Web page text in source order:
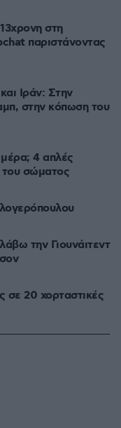
στη
παριστάνοντας
Ιράν: Στην
στην κόπωση του
4 απλές
του σώματος
την Γιουνάιτεντ
σε 20 χορταστικές